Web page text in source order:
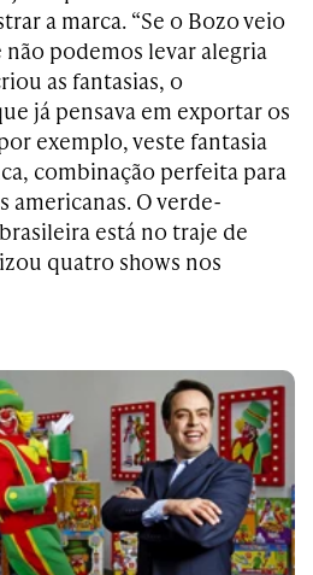
a marca. “Se o Bozo veio
podemos levar alegria
as fantasias, o
já pensava em exportar os
exemplo, veste fantasia
combinação perfeita para
americanas. O verde-
está no traje de
quatro shows nos